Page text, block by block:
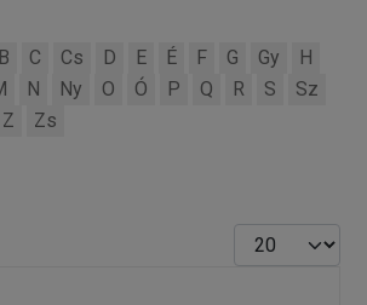
B C Cs D E É F G Gy
H
N Ny O Ó P Q R S
Sz
Z Zs
Tételek #